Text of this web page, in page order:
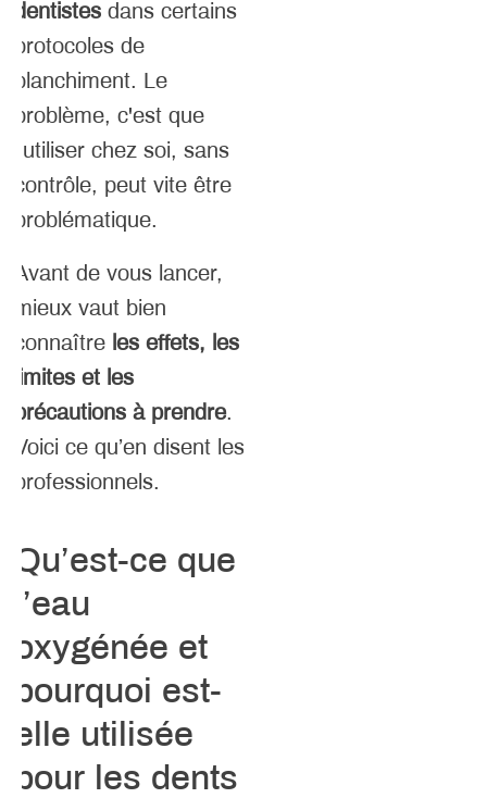
dentistes dans certains
protocoles de
blanchiment. Le
problème, c'est que
l'utiliser chez soi, sans
contrôle, peut vite être
problématique.
Avant de vous lancer,
mieux vaut bien
connaître les effets, les
limites et les
précautions à prendre.
Voici ce qu’en disent les
professionnels.
Qu’est-ce que
l’eau
oxygénée et
pourquoi est-
elle utilisée
pour les dents